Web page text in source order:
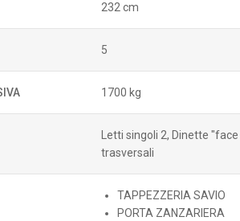
232 cm
5
1700 kg
Letti singoli 2, Dinette
trasversali
TAPPEZZERIA SAVIO
PORTA ZANZARIERA